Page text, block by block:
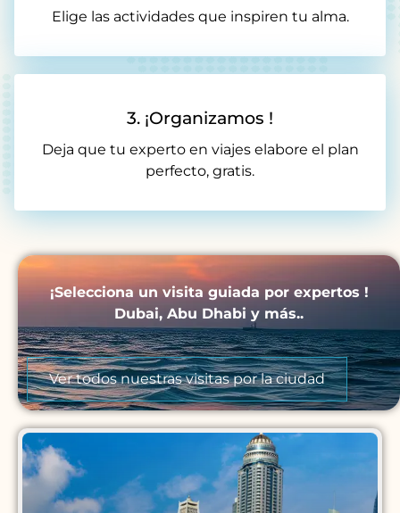
Elige las actividades que inspiren tu alma.
3. ¡Organizamos !
Deja que tu experto en viajes elabore el plan
perfecto, gratis.
¡Selecciona un visita guiada por expertos !
Dubai, Abu Dhabi y más..
Ver todos nuestras visitas por la ciudad